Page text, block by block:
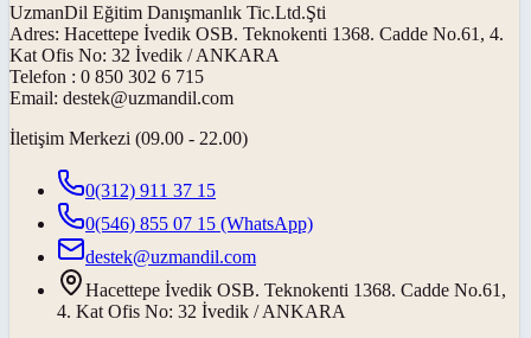
UzmanDil Eğitim Danışmanlık Tic.Ltd.Şti
Adres: Hacettepe İvedik OSB. Teknokenti 1368. Cadde No.61, 4.
Kat Ofis No: 32 İvedik / ANKARA
Telefon : 0 850 302 6 715
Email: destek@uzmandil.com
İletişim Merkezi (09.00 - 22.00)
0(312) 911 37 15
0(546) 855 07 15 (WhatsApp)
destek@uzmandil.com
Hacettepe İvedik OSB. Teknokenti 1368. Cadde No.61,
4. Kat Ofis No: 32 İvedik / ANKARA